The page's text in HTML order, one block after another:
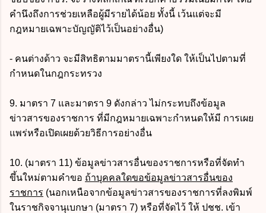
คำนึงถึงการช่วยเหลือผู้มีรายได้น้อย ทั้งนี้ เว้นแต่จะมี
กฎหมายเฉพาะบัญญัติไว้เป็นอย่างอื่น)
- คนต่างด้าว จะมีสิทธิตามมาตรานี้เพียงใด ให้เป็นไปตามที่
กำหนดในกฎกระทรวง
9. มาตรา 7 และมาตรา 9 ดังกล่าว ไม่กระทบถึงข้อมูล
ข่าวสารของราชการ ที่มีกฎหมายเฉพาะกำหนดให้มี การเผย
แพร่หรือเปิดเผยด้วยวิธีการอย่างอื่น
10. (มาตรา 11) ข้อมูลข่าวสารอื่นของราชการหรือที่จัดทำ
ขึ้นใหม่ตามคำขอ ถ้าบุคคลใดขอข้อมูลข่าวสารอื่นของ
ราชการ (นอกเหนือจากข้อมูลข่าวสารของราชการที่ลงพิมพ์
ในราชกิจจานุเบกษา (มาตรา 7) หรือที่จัดไว้ ให้ ปชช. เข้า